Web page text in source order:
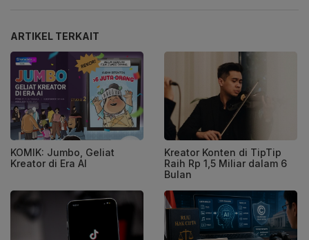
ARTIKEL TERKAIT
KOMIK: Jumbo, Geliat
Kreator di Era AI
Kreator Konten di TipTip
Raih Rp 1,5 Miliar dalam 6
Bulan